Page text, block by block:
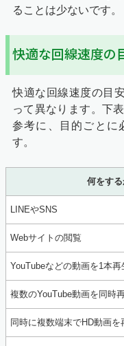
15位 hi-ho
ることは少ないです。
快適な回線速度の
快適な回線速度の目
って異なります。下表
参考に、目的ごとに
す。
何をす
LINEやSNS
Webサイトの閲覧
YouTubeなどの動画を1本再
複数のYouTube動画を同時
同時に複数端末でHD動画を